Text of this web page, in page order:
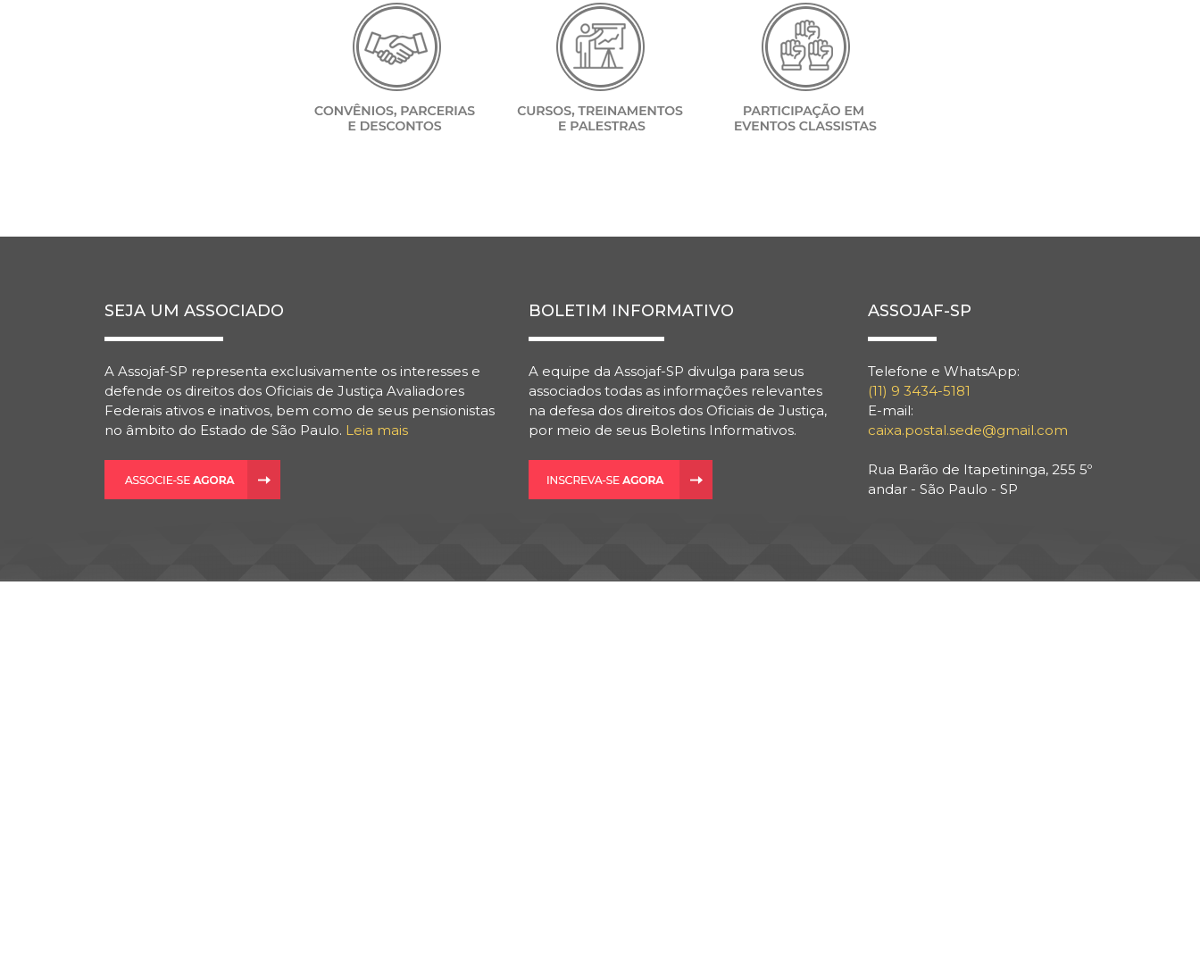
SEJA UM ASSOCIADO
A Assojaf-SP representa exclusivamente os interesses e
defende os direitos dos Oficiais de Justiça Avaliadores
Federais ativos e inativos, bem como de seus pensionistas
no âmbito do Estado de São Paulo. Leia mais
BOLETIM INFORMATIVO
A equipe da Assojaf-SP divulga para seus
associados todas as informações relevantes
na defesa dos direitos dos Oficiais de Justiça,
por meio de seus Boletins Informativos.
ASSOJAF-SP
Telefone e WhatsApp:
(11) 9 3434-5181
E-mail:
caixa.postal.sede@gmail.com
Rua Barão de Itapetininga, 255 5º
andar - São Paulo - SP